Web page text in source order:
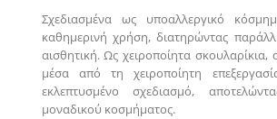
Σχεδιασμένα ως υποαλλεργικό
καθημερινή χρήση, διατηρώντας
αισθητική. Ως χειροποίητα
μέσα από τη χειροποίητη
εκλεπτυσμένο σχεδιασμό,
μοναδικού κοσμήματος.